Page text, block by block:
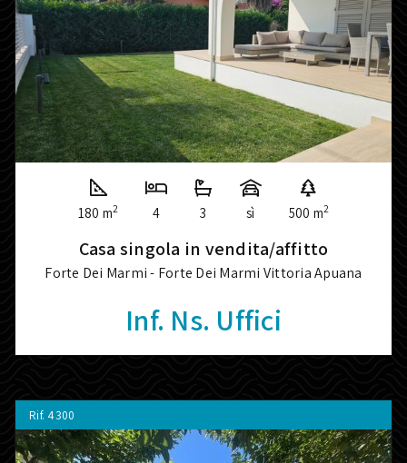
180 m2 4 3 sì 500 m2
Casa singola in vendita/affitto
Forte Dei Marmi - Forte Dei Marmi Vittoria Apuana
Inf. Ns. Uffici
Rif. 4300